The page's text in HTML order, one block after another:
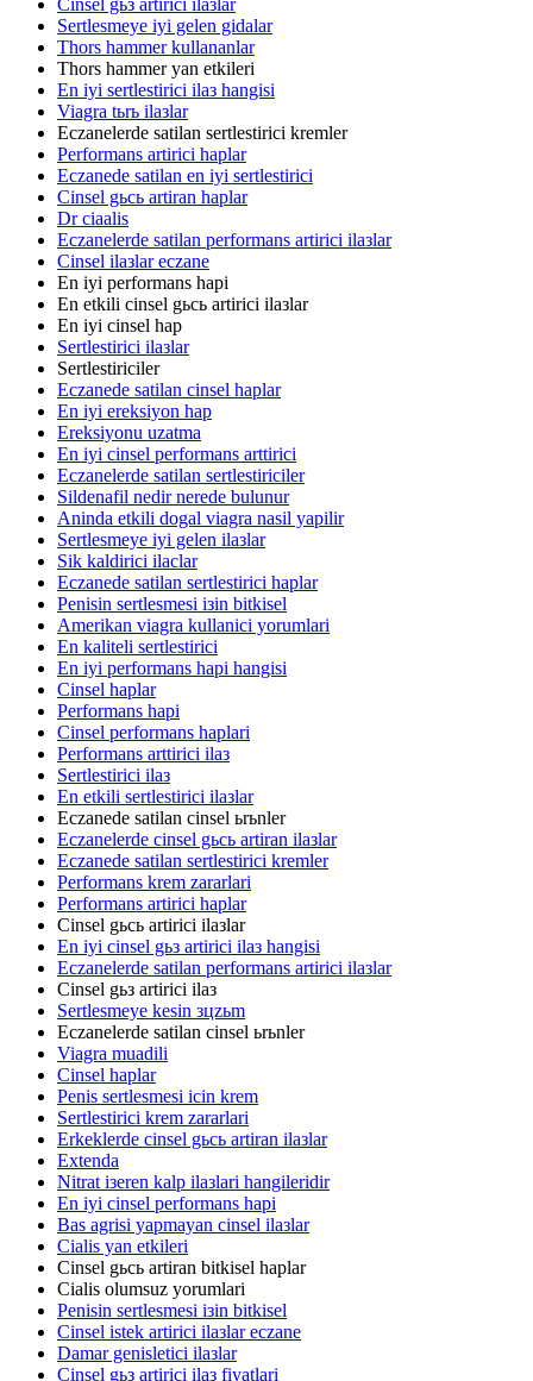
Cinsel gьз artirici ilaзlar
Sertlesmeye iyi gelen gidalar
Thors hammer kullananlar
Thors hammer yan etkileri
En iyi sertlestirici ilaз hangisi
Viagra tьrь ilaзlar
Eczanelerde satilan sertlestirici kremler
Performans artirici haplar
Eczanede satilan en iyi sertlestirici
Cinsel gьcь artiran haplar
Dr ciaalis
Eczanelerde satilan performans artirici ilaзlar
Cinsel ilaзlar eczane
En iyi performans hapi
En etkili cinsel gьcь artirici ilaзlar
En iyi cinsel hap
Sertlestirici ilaзlar
Sertlestiriciler
Eczanede satilan cinsel haplar
En iyi ereksiyon hap
Ereksiyonu uzatma
En iyi cinsel performans arttirici
Eczanelerde satilan sertlestiriciler
Sildenafil nedir nerede bulunur
Aninda etkili dogal viagra nasil yapilir
Sertlesmeye iyi gelen ilaзlar
Sik kaldirici ilaclar
Eczanede satilan sertlestirici haplar
Penisin sertlesmesi iзin bitkisel
Amerikan viagra kullanici yorumlari
En kaliteli sertlestirici
En iyi performans hapi hangisi
Cinsel haplar
Performans hapi
Cinsel performans haplari
Performans arttirici ilaз
Sertlestirici ilaз
En etkili sertlestirici ilaзlar
Eczanede satilan cinsel ьrьnler
Eczanelerde cinsel gьcь artiran ilaзlar
Eczanede satilan sertlestirici kremler
Performans krem zararlari
Performans artirici haplar
Cinsel gьcь artirici ilaзlar
En iyi cinsel gьз artirici ilaз hangisi
Eczanelerde satilan performans artirici ilaзlar
Cinsel gьз artirici ilaз
Sertlesmeye kesin зцzьm
Eczanelerde satilan cinsel ьrьnler
Viagra muadili
Cinsel haplar
Penis sertlesmesi icin krem
Sertlestirici krem zararlari
Erkeklerde cinsel gьcь artiran ilaзlar
Extenda
Nitrat iзeren kalp ilaзlari hangileridir
En iyi cinsel performans hapi
Bas agrisi yapmayan cinsel ilaзlar
Cialis yan etkileri
Cinsel gьcь artiran bitkisel haplar
Cialis olumsuz yorumlari
Penisin sertlesmesi iзin bitkisel
Cinsel istek artirici ilaзlar eczane
Damar genisletici ilaзlar
Cinsel gьз artirici ilaз fiyatlari